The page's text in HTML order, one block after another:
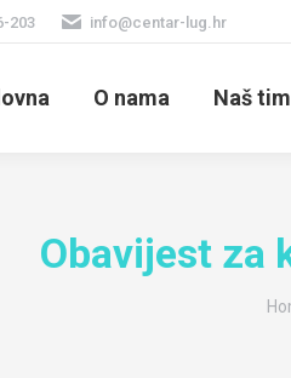
203 info@centar-lug.hr
O nama Naš tim
Obavijest za